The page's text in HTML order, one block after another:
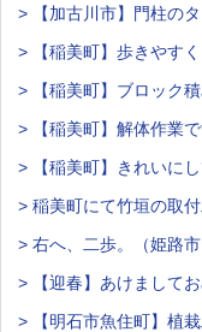
> 【加古川市】門柱の
> 【稲美町】歩きやす
> 【稲美町】ブロック
> 【稲美町】解体作業
> 【稲美町】きれいに
> 稲美町にて竹垣の取付
> 右へ、二歩。（姫路市
> 【迎春】あけまして
> 【明石市魚住町】植